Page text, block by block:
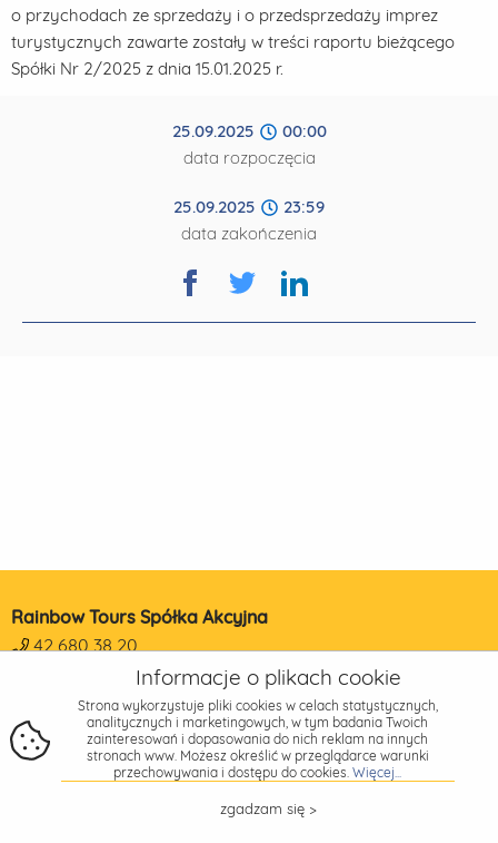
o przychodach ze sprzedaży i o przedsprzedaży imprez
turystycznych zawarte zostały w treści raportu bieżącego
Spółki Nr 2/2025 z dnia 15.01.2025 r.
25.09.2025
00:00
data rozpoczęcia
25.09.2025
23:59
data zakończenia
Rainbow Tours Spółka Akcyjna
42 680 38 20
sekretariat@R.pl
NIP: 7251868136
REGON: 473190014
KRS: 0000178650
Informacje o plikach cookie
Strona wykorzystuje pliki cookies w celach statystycznych,
analitycznych i marketingowych, w tym badania Twoich
zainteresowań i dopasowania do nich reklam na innych
stronach www. Możesz określić w przeglądarce warunki
przechowywania i dostępu do cookies.Więcej...
zgadzam się >